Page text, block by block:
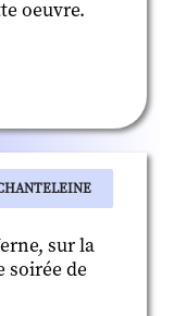
oeuvre.
sur la
soirée de